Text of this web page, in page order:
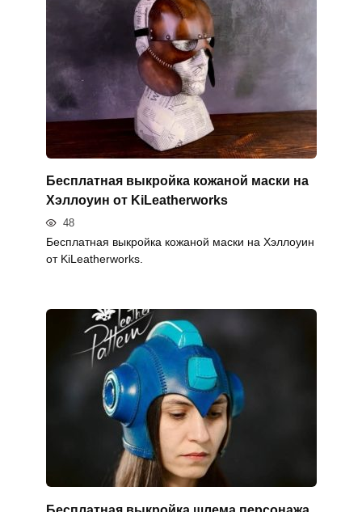
Бесплатная выкройка кожаной маски на
Хэллоуин от KiLeatherworks
48
Бесплатная выкройка кожаной маски на Хэллоуин
от KiLeatherworks.